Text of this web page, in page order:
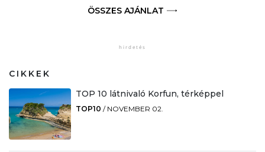
ÖSSZES AJÁNLAT
CIKKEK
TOP 10 látnivaló Korfun, térképpel
TOP10 / NOVEMBER 02.